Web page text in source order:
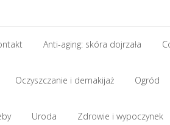
Anti-aging: skóra dojrzała
Anti-aging: skóra dojrzała
Oczyszczanie i demakijaż
Oczyszczanie i demakijaż
Ogród
Ogród
Uroda Zdrowie i wypoczynek